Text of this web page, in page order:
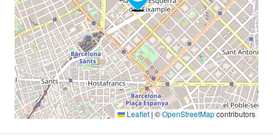
Leaflet | ©OpenStreetMapcontributors